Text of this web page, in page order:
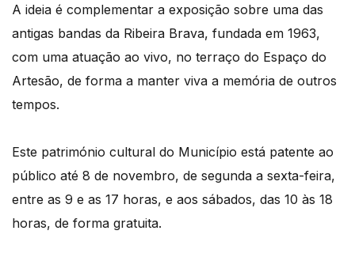
A ideia é complementar a exposição sobre uma das
antigas bandas da Ribeira Brava, fundada em 1963,
com uma atuação ao vivo, no terraço do Espaço do
Artesão, de forma a manter viva a memória de outros
tempos.
Este património cultural do Município está patente ao
público até 8 de novembro, de segunda a sexta-feira,
entre as 9 e as 17 horas, e aos sábados, das 10 às 18
horas, de forma gratuita.